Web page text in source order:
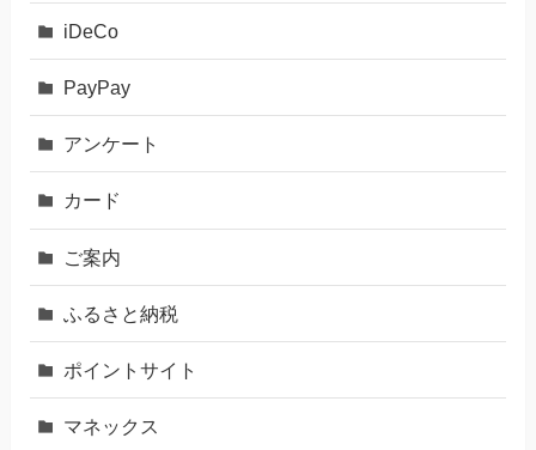
iDeCo
PayPay
アンケート
カード
ご案内
ふるさと納税
ポイントサイト
マネックス